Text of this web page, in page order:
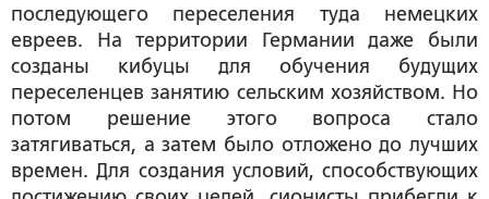
последующего переселения туда немецких
евреев. На территории Германии даже были
созданы кибуцы для обучения будущих
переселенцев занятию сельским хозяйством. Но
потом решение этого вопроса стало
затягиваться, а затем было отложено до лучших
времен. Для создания условий, способствующих